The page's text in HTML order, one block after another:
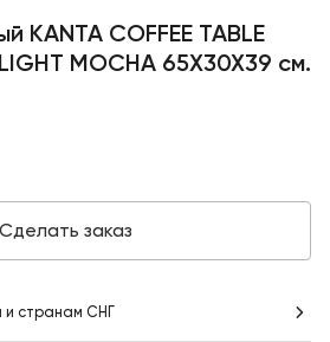
KANTA COFFEE TABLE
MOCHA 65X30X39 см.
Сделать заказ
и странам СНГ